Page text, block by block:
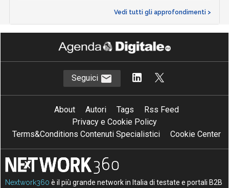
Vedi tutti gli approfondimenti >
Seguici
About Autori Tags
Rss Feed
Privacy e Cookie Policy
Terms&Conditions Contenuti Specialistici
Cookie Center
Nextwork360 è il più grande network in Italia di testate e portali B2B